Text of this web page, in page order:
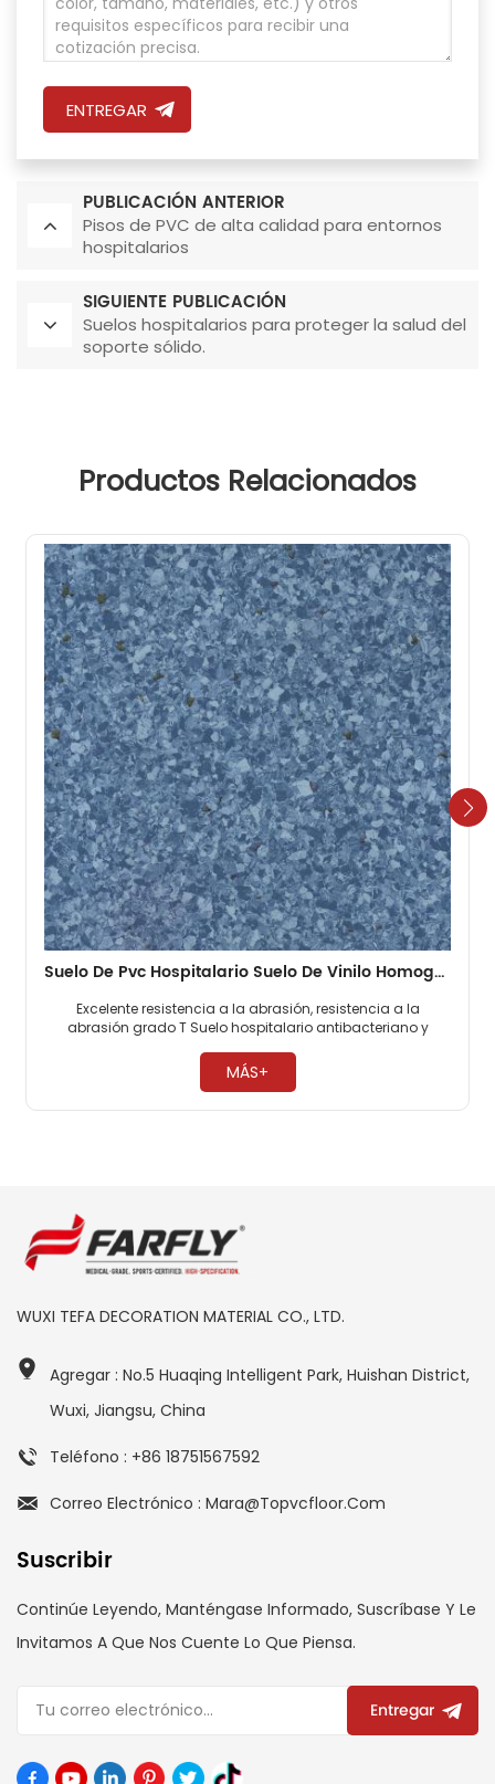
ENTREGAR
PUBLICACIÓN ANTERIOR
Pisos de PVC de alta calidad para entornos
hospitalarios
SIGUIENTE PUBLICACIÓN
Suelos hospitalarios para proteger la salud del
soporte sólido.
Productos Relacionados
Suelo De Pvc Hospitalario Suelo De Vinilo Homogéneo De 2 Mm
Excelente resistencia a la abrasión, resistencia a la
abrasión grado T Suelo hospitalario antibacteriano y
necesario encerar ​
MÁS+
WUXI TEFA DECORATION MATERIAL CO., LTD.
Agregar : No.5 Huaqing Intelligent Park, Huishan District,
Wuxi, Jiangsu, China
Teléfono : +86 18751567592
Correo Electrónico : Mara@topvcfloor.com
Suscribir
Continúe Leyendo, Manténgase Informado, Suscríbase Y Le
Invitamos A Que Nos Cuente Lo Que Piensa.
Entregar